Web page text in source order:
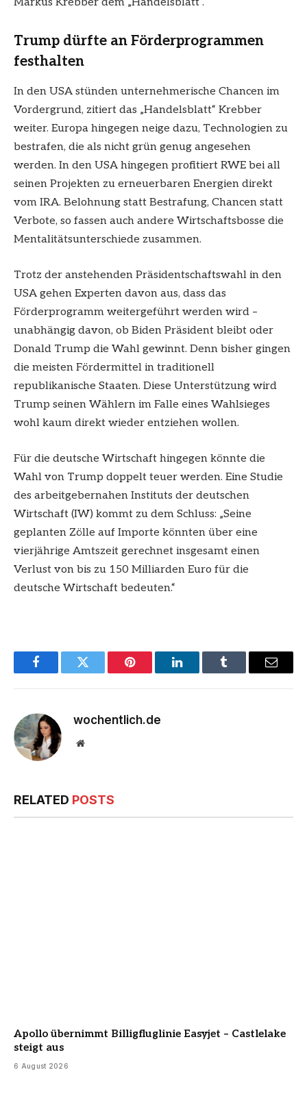
Markus Krebber dem „Handelsblatt“.
Trump dürfte an Förderprogrammen
festhalten
In den USA stünden unternehmerische Chancen im
Vordergrund, zitiert das „Handelsblatt“ Krebber
weiter. Europa hingegen neige dazu, Technologien zu
bestrafen, die als nicht grün genug angesehen
werden. In den USA hingegen profitiert RWE bei all
seinen Projekten zu erneuerbaren Energien direkt
vom IRA. Belohnung statt Bestrafung, Chancen statt
Verbote, so fassen auch andere Wirtschaftsbosse die
Mentalitätsunterschiede zusammen.
Trotz der anstehenden Präsidentschaftswahl in den
USA gehen Experten davon aus, dass das
Förderprogramm weitergeführt werden wird –
unabhängig davon, ob Biden Präsident bleibt oder
Donald Trump die Wahl gewinnt. Denn bisher gingen
die meisten Fördermittel in traditionell
republikanische Staaten. Diese Unterstützung wird
Trump seinen Wählern im Falle eines Wahlsieges
wohl kaum direkt wieder entziehen wollen.
Für die deutsche Wirtschaft hingegen könnte die
Wahl von Trump doppelt teuer werden. Eine Studie
des arbeitgebernahen Instituts der deutschen
Wirtschaft (IW) kommt zu dem Schluss: „Seine
geplanten Zölle auf Importe könnten über eine
vierjährige Amtszeit gerechnet insgesamt einen
Verlust von bis zu 150 Milliarden Euro für die
deutsche Wirtschaft bedeuten.“
FacebookTwitter Pinterest LinkedInTumblr Email
wochentlich.de
Website
RELATED POSTS
Apollo übernimmt Billigfluglinie Easyjet – Castlelake
steigt aus
6 August 2026